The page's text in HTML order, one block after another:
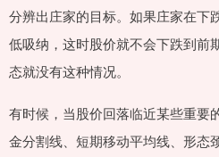
分辨出庄家的目标。如果庄家在下
低吸纳，这时股价就不会下跌到前
态就没有这种情况。
有时候，当股价回落临近某些重要
金分割线、短期移动平均线、形态